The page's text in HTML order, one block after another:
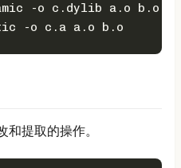
-o c.dylib a.o b.o
-o c.a a.o b.o
提取的操作。